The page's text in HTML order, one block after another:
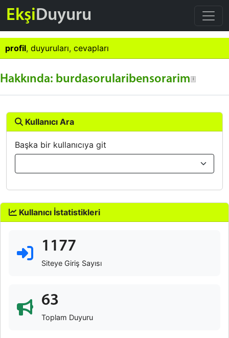
EkşiDuyuru
profil, duyuruları, cevapları
Hakkında: burdasorularibensorarim
Kullanıcı Ara
Başka bir kullanıcıya git
Kullanıcı İstatistikleri
1177
Siteye Giriş Sayısı
63
Toplam Duyuru